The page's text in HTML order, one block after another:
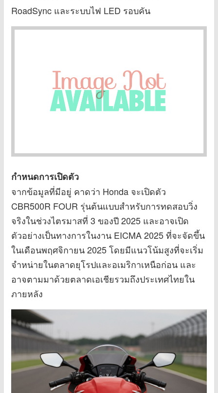
RoadSync และระบบไฟ LED รอบคัน
กำหนดการเปิดตัว
จากข้อมูลที่มีอยู่ คาดว่า Honda จะเปิดตัว
CBR500R FOUR รุ่นต้นแบบสำหรับการทดสอบวิ่ง
จริงในช่วงไตรมาสที่ 3 ของปี 2025 และอาจเปิด
ตัวอย่างเป็นทางการในงาน EICMA 2025 ที่จะจัดขึ้น
ในเดือนพฤศจิกายน 2025 โดยมีแนวโน้มสูงที่จะเริ่ม
จำหน่ายในตลาดยุโรปและอเมริกาเหนือก่อน และ
อาจตามมาด้วยตลาดเอเชียรวมถึงประเทศไทยใน
ภายหลัง